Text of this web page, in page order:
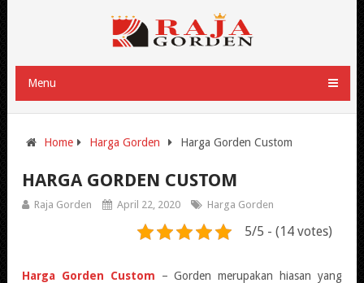
Menu
Home Harga Gorden Harga Gorden Custom
HARGA GORDEN CUSTOM
Raja Gorden April 22, 2020 Harga Gorden
5/5 - (14 votes)
Harga Gorden Custom – Gorden merupakan hiasan yang